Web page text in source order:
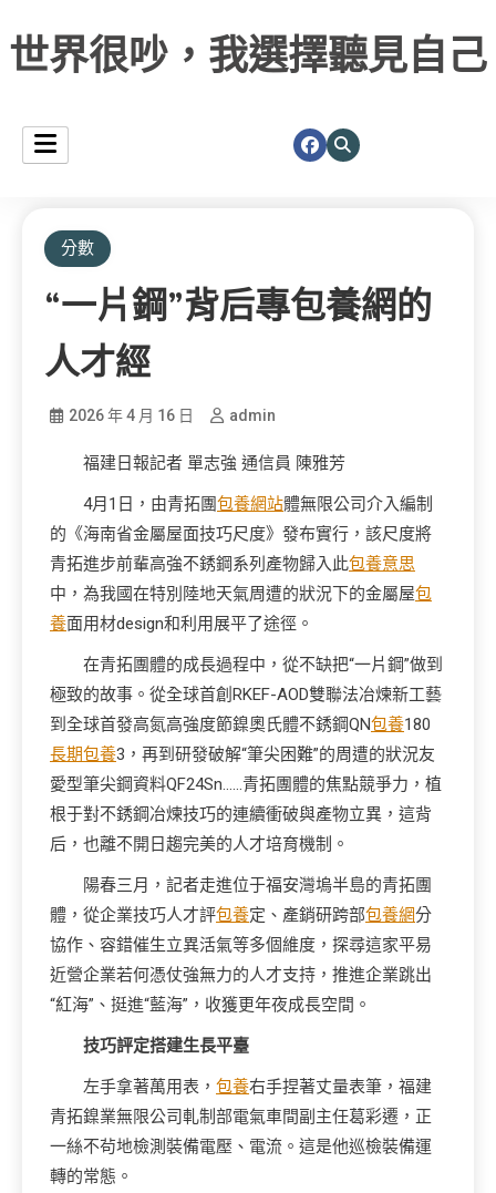
世界很吵，我選擇聽見自己
分數
“一片鋼”背后專包養網的
人才經
2026 年 4 月 16 日 admin
福建日報記者 單志強 通信員 陳雅芳
4月1日，由青拓團包養網站體無限公司介入編制
的《海南省金屬屋面技巧尺度》發布實行，該尺度將
青拓進步前輩高強不銹鋼系列產物歸入此包養意思
中，為我國在特別陸地天氣周遭的狀況下的金屬屋包
養面用材design和利用展平了途徑。
在青拓團體的成長過程中，從不缺把“一片鋼”做到
極致的故事。從全球首創RKEF-AOD雙聯法冶煉新工藝
到全球首發高氮高強度節鎳奧氏體不銹鋼QN包養180
長期包養3，再到研發破解“筆尖困難”的周遭的狀況友
愛型筆尖鋼資料QF24Sn……青拓團體的焦點競爭力，植
根于對不銹鋼冶煉技巧的連續衝破與產物立異，這背
后，也離不開日趨完美的人才培育機制。
陽春三月，記者走進位于福安灣塢半島的青拓團
體，從企業技巧人才評包養定、產銷研跨部包養網分
協作、容錯催生立異活氣等多個維度，探尋這家平易
近營企業若何憑仗強無力的人才支持，推進企業跳出
“紅海”、挺進“藍海”，收獲更年夜成長空間。
技巧評定搭建生長平臺
左手拿著萬用表， 包養右手捏著丈量表筆，福建
青拓鎳業無限公司軋制部電氣車間副主任葛彩遷，正
一絲不茍地檢測裝備電壓、電流。這是他巡檢裝備運
轉的常態。